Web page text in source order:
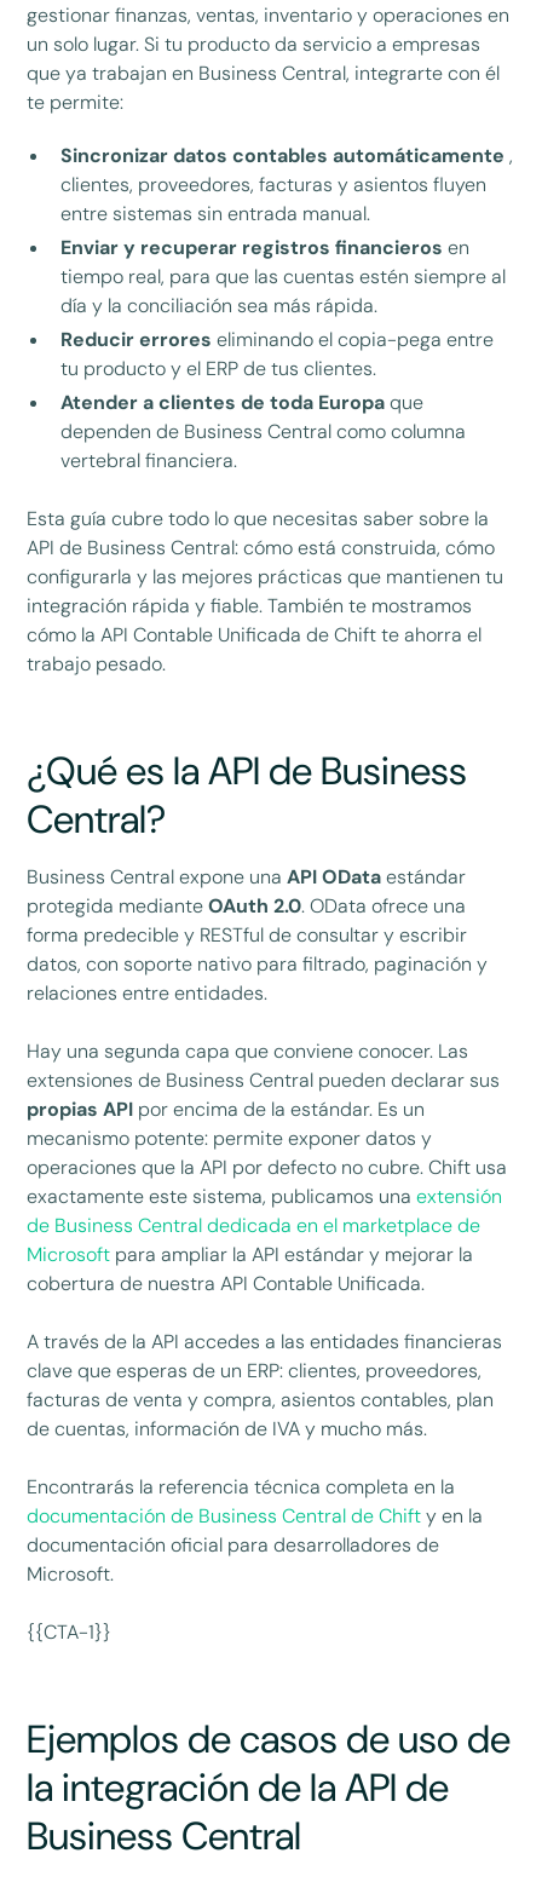
gestionar finanzas, ventas, inventario y operaciones en
un solo lugar. Si tu producto da servicio a empresas
que ya trabajan en Business Central, integrarte con él
te permite:
Sincronizar datos contables automáticamente ,
clientes, proveedores, facturas y asientos fluyen
entre sistemas sin entrada manual.
Enviar y recuperar registros financieros en
tiempo real, para que las cuentas estén siempre al
día y la conciliación sea más rápida.
Reducir errores eliminando el copia-pega entre
tu producto y el ERP de tus clientes.
Atender a clientes de toda Europaque
dependen de Business Central como columna
vertebral financiera.
Esta guía cubre todo lo que necesitas saber sobre la
API de Business Central: cómo está construida, cómo
configurarla y las mejores prácticas que mantienen tu
integración rápida y fiable. También te mostramos
cómo la API Contable Unificada de Chift te ahorra el
trabajo pesado.
¿Qué es la API de Business
Central?
Business Central expone unaAPI ODataestándar
protegida medianteOAuth 2.0. OData ofrece una
forma predecible y RESTful de consultar y escribir
datos, con soporte nativo para filtrado, paginación y
relaciones entre entidades.
Hay una segunda capa que conviene conocer. Las
extensiones de Business Central pueden declarar sus
propias API por encima de la estándar. Es un
mecanismo potente: permite exponer datos y
operaciones que la API por defecto no cubre. Chift usa
exactamente este sistema, publicamos unaextensión
de Business Central dedicada en el marketplace de
Microsoft para ampliar la API estándar y mejorar la
cobertura de nuestra API Contable Unificada.
A través de la API accedes a las entidades financieras
clave que esperas de un ERP: clientes, proveedores,
facturas de venta y compra, asientos contables, plan
de cuentas, información de IVA y mucho más.
Encontrarás la referencia técnica completa en la
documentación de Business Central de Chifty en la
documentación oficial para desarrolladores de
Microsoft.
{{CTA-1}}
Ejemplos de casos de uso de
la integración de la API de
Business Central